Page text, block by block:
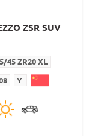
ZSR SUV
45 ZR20 XL
Y